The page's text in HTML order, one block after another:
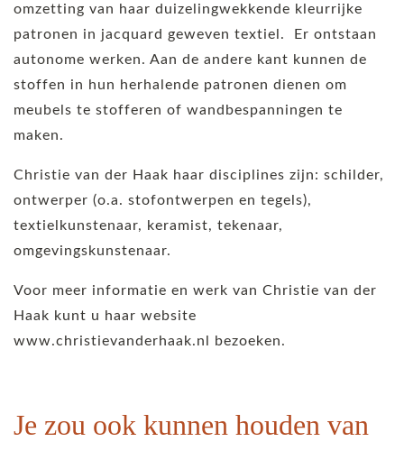
omzetting van haar duizelingwekkende kleurrijke
patronen in jacquard geweven textiel. Er ontstaan
autonome werken. Aan de andere kant kunnen de
stoffen in hun herhalende patronen dienen om
meubels te stofferen of wandbespanningen te
maken.
Christie van der Haak haar disciplines zijn: schilder,
ontwerper (o.a. stofontwerpen en tegels),
textielkunstenaar, keramist, tekenaar,
omgevingskunstenaar.
Voor meer informatie en werk van Christie van der
Haak kunt u haar website
www.christievanderhaak.nl bezoeken.
Je zou ook kunnen houden van